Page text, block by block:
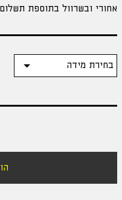
אחורי ובשרוול בתוספת תשלום
מידה